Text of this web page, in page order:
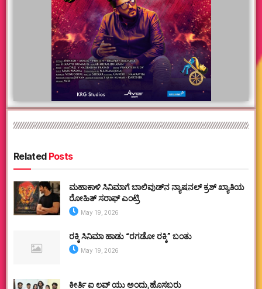
RelatedPosts
ಮಹಾಕಾಳಿ ಸಿನಿಮಾಗೆ ಬಾಲಿವುಡ್‌ನ ನ್ಯಾಷನಲ್ ಕ್ರಶ್ ಖ್ಯಾತಿಯ
ರೋಹಿತ್ ಸರಾಫ್ ಎಂಟ್ರಿ
May 19, 2026
ರಕ್ಕಿ ಸಿನಿಮಾ ಹಾಡು “ರಗಡೋ ರಕ್ಕಿ” ಬಂತು
May 19, 2026
ಕೀರ್ತಿ ಐ ಲವ್ ಯು ಅಂದ್ರು ಹೊಸಬರು